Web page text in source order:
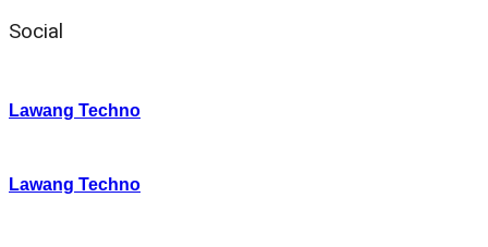
Social
Lawang Techno
Lawang Techno